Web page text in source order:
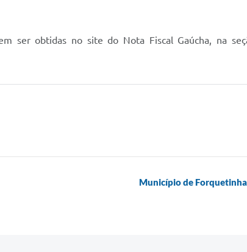
ser obtidas no site do Nota Fiscal Gaúcha, na
Município de